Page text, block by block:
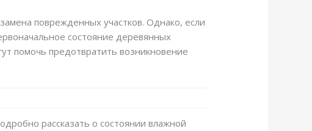
поврежденных участков. Однако, если
состояние деревянных
помочь предотвратить возникновение
рассказать о состоянии влажной